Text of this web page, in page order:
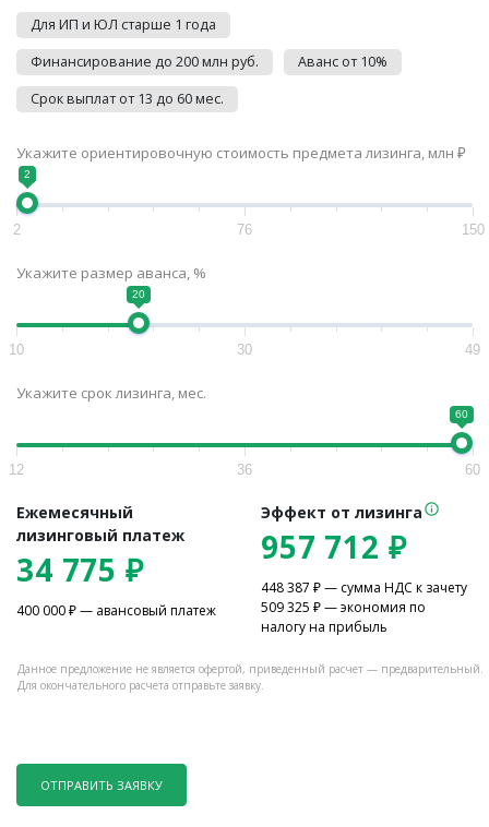
Для ИП и ЮЛ старше 1 года
Финансирование до 200 млн руб.
Аванс от 10%
Срок выплат от 13 до 60 мес.
Укажите ориентировочную стоимость предмета лизинга, млн ₽
2
2 76 150
Укажите размер аванса, %
20
10 30 49
Укажите срок лизинга, мес.
60
12 36 60
Ежемесячный
лизинговый платеж
34 775 ₽
400 000₽ — авансовый платеж
Эффект от лизинга
957 712 ₽
448 387 ₽ — сумма НДС к зачету
509 325 ₽ — экономия по
налогу на прибыль
Данное предложение не является офертой, приведенный расчет — предварительный.
Для окончательного расчета отправьте заявку.
ОТПРАВИТЬ ЗАЯВКУ